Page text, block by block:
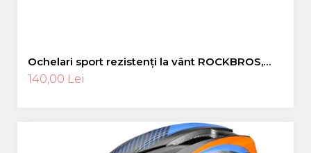
Ochelari sport rezistenți la vânt ROCKBROS,
ochelari polarizați pentru ciclism, ochelari de
soare pentru exterior -
140,00 Lei